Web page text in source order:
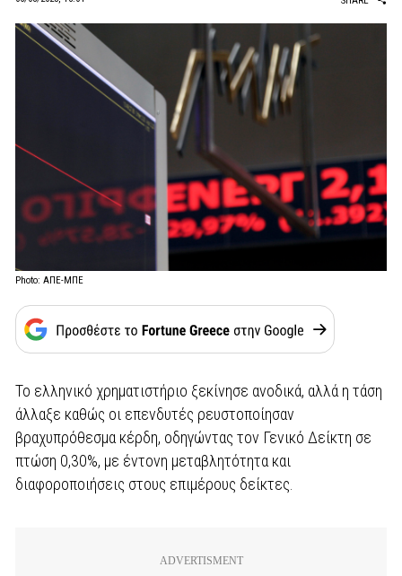
Photo: ΑΠΕ-ΜΠΕ
Το ελληνικό χρηματιστήριο ξεκίνησε ανοδικά, αλλά η τάση
άλλαξε καθώς οι επενδυτές ρευστοποίησαν
βραχυπρόθεσμα κέρδη, οδηγώντας τον Γενικό Δείκτη σε
πτώση 0,30%, με έντονη μεταβλητότητα και
διαφοροποιήσεις στους επιμέρους δείκτες.